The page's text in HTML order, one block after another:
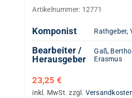
Artikelnummer: 12771
Komponist Rathgeber,
Bearbeiter /
Herausgeber
Gaß,
Erasmus
23,25 €
inkl. MwSt. zzgl.